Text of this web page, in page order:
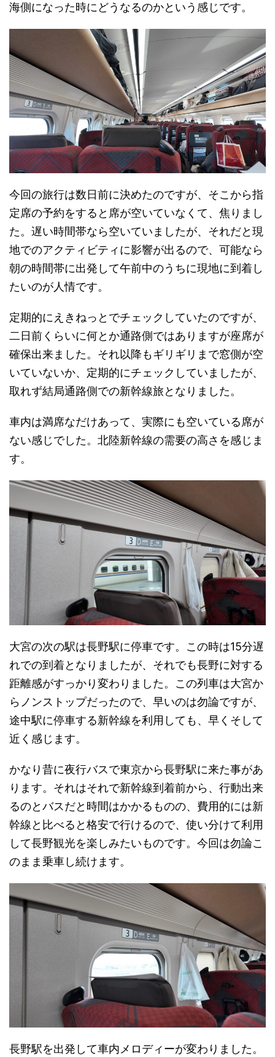
海側になった時にどうなるのかという感じです。
今回の旅行は数日前に決めたのですが、そこから指
定席の予約をすると席が空いていなくて、焦りまし
た。遅い時間帯なら空いていましたが、それだと現
地でのアクティビティに影響が出るので、可能なら
朝の時間帯に出発して午前中のうちに現地に到着し
たいのが人情です。
定期的にえきねっとでチェックしていたのですが、
二日前くらいに何とか通路側ではありますが座席が
確保出来ました。それ以降もギリギリまで窓側が空
いていないか、定期的にチェックしていましたが、
取れず結局通路側での新幹線旅となりました。
車内は満席なだけあって、実際にも空いている席が
ない感じでした。北陸新幹線の需要の高さを感じま
す。
大宮の次の駅は長野駅に停車です。この時は15分遅
れでの到着となりましたが、それでも長野に対する
距離感がすっかり変わりました。この列車は大宮か
らノンストップだったので、早いのは勿論ですが、
途中駅に停車する新幹線を利用しても、早くそして
近く感じます。
かなり昔に夜行バスで東京から長野駅に来た事があ
ります。それはそれで新幹線到着前から、行動出来
るのとバスだと時間はかかるものの、費用的には新
幹線と比べると格安で行けるので、使い分けて利用
して長野観光を楽しみたいものです。今回は勿論こ
のまま乗車し続けます。
長野駅を出発して車内メロディーが変わりました。